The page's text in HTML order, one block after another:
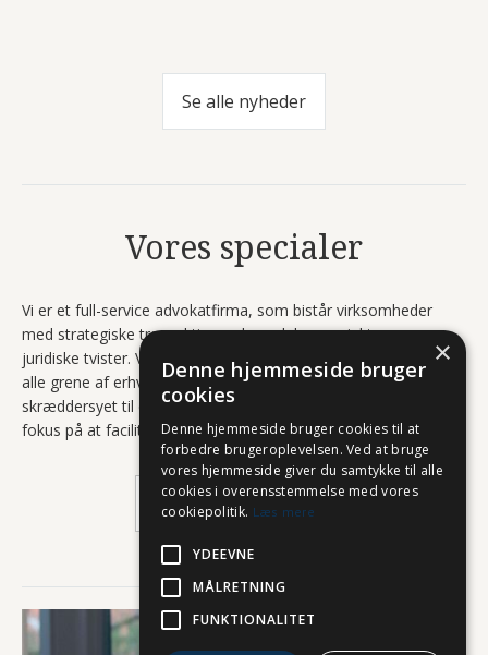
Se alle nyheder
Vores specialer
Vi er et full-service advokatfirma, som bistår virksomheder
med strategiske transaktioner, komplekse projekter og
juridiske tvister. Vores specialister har indgående kendskab til
alle grene af erhvervsjuraen, og vores rådgivning er derfor
skræddersyet til den konkrete problemstilling. Alt sammen med
fokus på at facilitere langsigtet værdiskabelse.
Se alle vores specialer
×
Denne hjemmeside bruger
cookies
Denne hjemmeside bruger cookies til at
forbedre brugeroplevelsen. Ved at bruge
vores hjemmeside giver du samtykke til alle
cookies i overensstemmelse med vores
cookiepolitik. Læs mere
YDEEVNE
MÅLRETNING
FUNKTIONALITET